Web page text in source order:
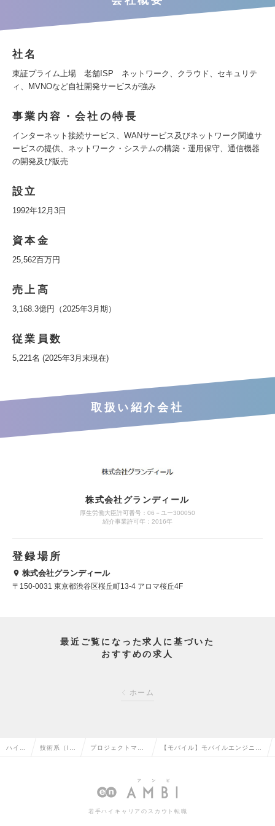
社名
東証プライム上場 老舗ISP ネットワーク、クラウド、セキュリテ
ィ、MVNOなど自社開発サービスが強み
事業内容・会社の特長
インターネット接続サービス、WANサービス及びネットワーク関連サ
ービスの提供、ネットワーク・システムの構築・運用保守、通信機器
の開発及び販売
設立
1992年12月3日
資本金
25,562百万円
売上高
3,168.3億円（2025年3月期）
従業員数
5,221名 (2025年3月末現在)
取扱い紹介会社
株式会社グランディール
厚生労働大臣許可番号：06－ユー300050
紹介事業許可年：2016年
登録場所
株式会社グランディール
〒150-0031 東京都渋谷区桜丘町13-4 アロマ桜丘4F
最近ご覧になった求人に基づいた
おすすめの求人
ホーム
ハイク 技術系（I プロジェクトマネ
オープン系）の転
【モバイル】モバイルエンジニア
発) （リーダー～Mgr候補）の求
若手ハイキャリアのスカウト転職